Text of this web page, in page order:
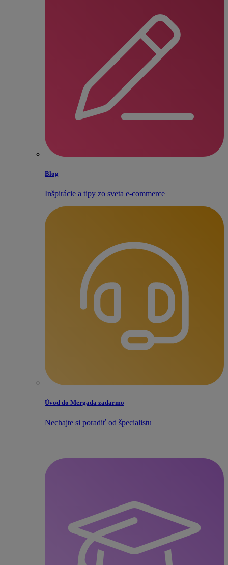
Blog
Inšpirácie a tipy zo sveta e‑commerce
Úvod do Mergada zadarmo
Nechajte si poradiť od špecialistu